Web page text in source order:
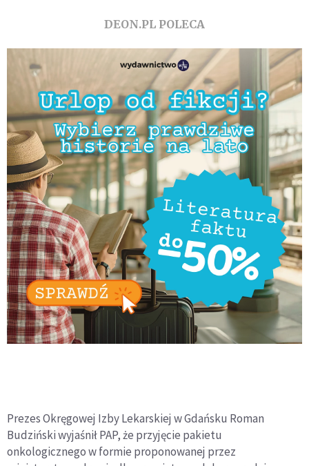
DEON.PL POLECA
Prezes Okręgowej Izby Lekarskiej w Gdańsku Roman
Budziński wyjaśnił PAP, że przyjęcie pakietu
onkologicznego w formie proponowanej przez